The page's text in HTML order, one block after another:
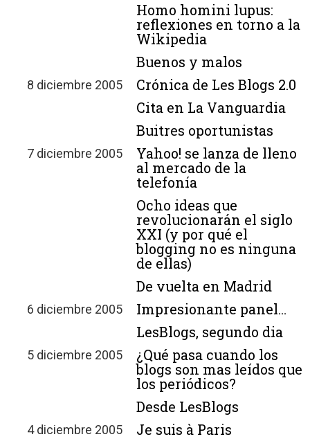
Homo homini lupus:
reflexiones en torno a la
Wikipedia
Buenos y malos
8 diciembre 2005
Crónica de Les Blogs 2.0
Cita en La Vanguardia
Buitres oportunistas
7 diciembre 2005
Yahoo! se lanza de lleno
al mercado de la
telefonía
Ocho ideas que
revolucionarán el siglo
XXI (y por qué el
blogging no es ninguna
de ellas)
De vuelta en Madrid
6 diciembre 2005
Impresionante panel…
LesBlogs, segundo dia
5 diciembre 2005
¿Qué pasa cuando los
blogs son mas leídos que
los periódicos?
Desde LesBlogs
4 diciembre 2005
Je suis à Paris